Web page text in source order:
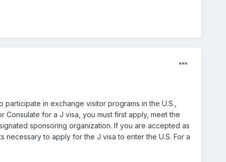
in exchange visitor programs in the U.S.,
Consulate for a J visa, you must first apply, meet the
sponsoring organization. If you are accepted as
to apply for the J visa to enter the U.S. For a